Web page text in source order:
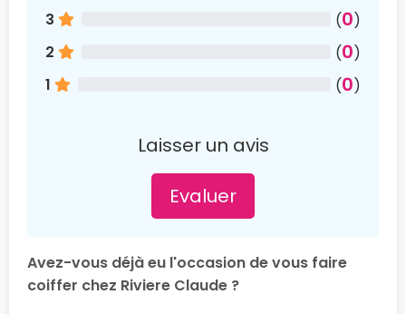
3
(0)
2
(0)
1
(0)
Laisser un avis
Evaluer
Avez-vous déjà eu l'occasion de vous faire
coiffer chez Riviere Claude ?